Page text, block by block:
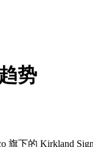
势
下的 Kirkland